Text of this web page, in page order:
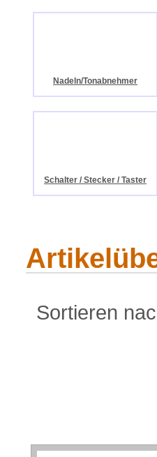
Nadeln/Tonabnehmer
Schalter / Stecker / Taster
Sortieren